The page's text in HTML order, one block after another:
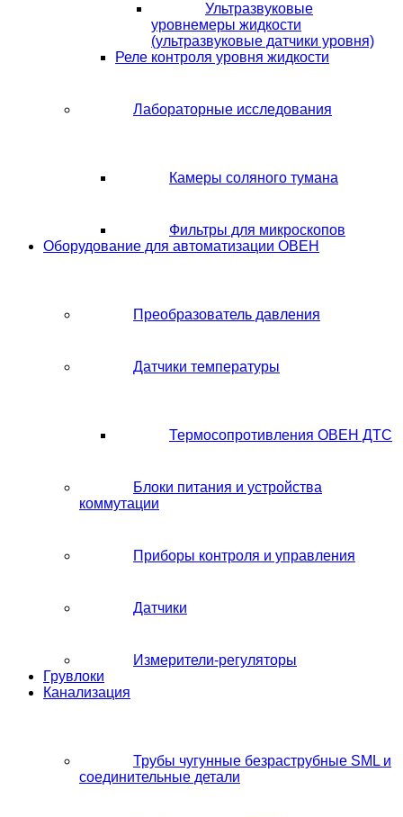
Ультразвуковые
уровнемеры жидкости
(ультразвуковые датчики уровня)
Реле контроля уровня жидкости
Лабораторные исследования
Камеры соляного тумана
Фильтры для микроскопов
Оборудование для автоматизации ОВЕН
Преобразователь давления
Датчики температуры
Термосопротивления ОВЕН ДТС
Блоки питания и устройства
коммутации
Приборы контроля и управления
Датчики
Измерители-регуляторы
Грувлоки
Канализация
Трубы чугунные безраструбные SML и
соединительные детали